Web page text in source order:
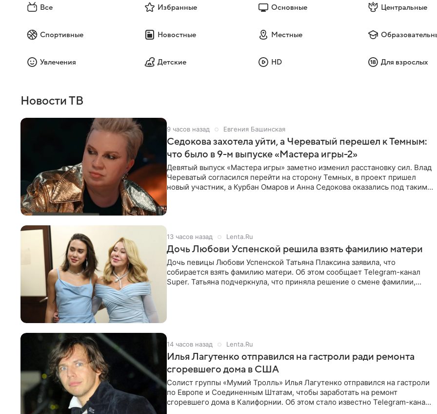
Все Избранные Основные Центральные
Спортивные Новостные Местные
Увлечения Детские HD Для взрослых
Новости ТВ
9 часов назад Евгения Башинская
Седокова захотела уйти, а Череватый перешел к Темным:
что было в 9-м выпуске «Мастера игры-2»
Девятый выпуск «Мастера игры» заметно изменил расстановку сил. Влад
Череватый согласился перейти на сторону Темных, в проект пришел
новый участник, а Курбан Омаров и Анна Седокова оказались под таким
13 часов назад Lenta.Ru
Дочь Любови Успенской решила взять фамилию матери
Дочь певицы Любови Успенской Татьяна Плаксина заявила, что
собирается взять фамилию матери. Об этом сообщает Telegram-канал
Super. Татьяна подчеркнула, что приняла решение о смене фамилии,
14 часов назад Lenta.Ru
Илья Лагутенко отправился на гастроли ради ремонта
сгоревшего дома в США
Солист группы «Мумий Тролль» Илья Лагутенко отправился на гастроли
по Европе и Соединенным Штатам, чтобы заработать на ремонт
сгоревшего дома в Калифорнии. Об этом стало известно Telegram-каналу